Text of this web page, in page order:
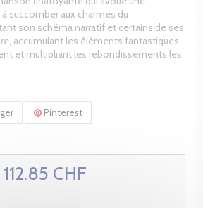
succomber aux charmes du
son schéma narratif et certains de ses
accumulant les éléments fantastiques,
et multipliant les rebondissements les
Pinterest
112.85 CHF